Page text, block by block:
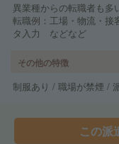
異業種からの転職者も多
転職例：工場・物流・接
タ入力 などなど
その他の特徴
制服あり / 職場が禁煙 /
この派